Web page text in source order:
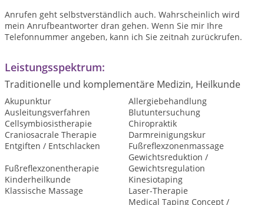
Anrufen geht selbstverständlich auch. Wahrscheinlich wird
mein Anrufbeantworter dran gehen. Wenn Sie mir Ihre
Telefonnummer angeben, kann ich Sie zeitnah zurückrufen.
Leistungsspektrum:
Traditionelle und komplementäre Medizin, Heilkunde
Akupunktur
Allergiebehandlung
Ausleitungsverfahren
Blutuntersuchung
Cellsymbiosistherapie
Chiropraktik
Craniosacrale Therapie
Darmreinigungskur
Entgiften / Entschlacken
Fußreflexzonenmassage
Fußreflexzonentherapie
Gewichtsreduktion /
Gewichtsregulation
Kinderheilkunde
Kinesiotaping
Klassische Massage
Laser-Therapie
Medical Taping Concept /